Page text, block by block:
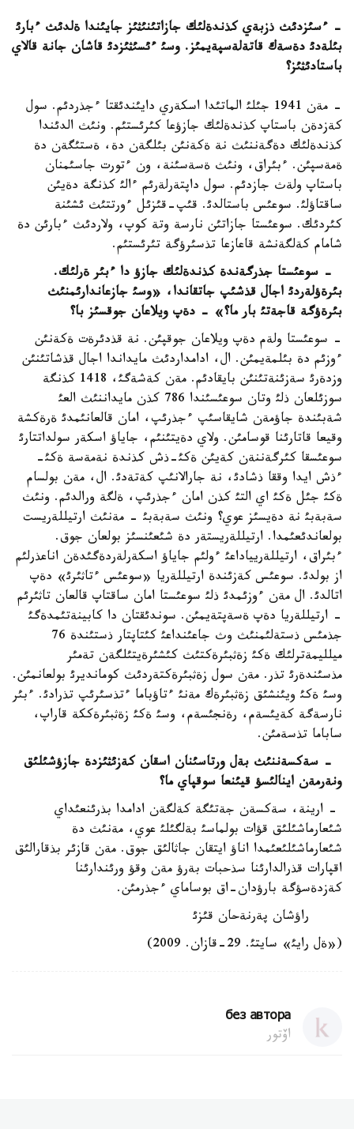
- ءسئزدئث ذزبةي كذندةلئك جازاتئنئثئز جايئندا ةلدئث ءبارئ
بئلةدئ دةسةك قاتةلةسپةيمئز. وسئ ءئسئثئزدئ قاشان جانة قالاي
باستادئثئز؟
- مةن 1941 جئلئ الماتئدا اسكةري دايئندئقتا ءجذردئم. سول
كةزدةن باستاپ كذندةلئك جازؤعا كئرئستئم. ونئث الدئندا
كذندةلئك دةگةننئث نة ةكةنئن بئلگةن دة، ةستئگةن دة
ةمةسپئن. ءبئراق، ونئث ةسةسئنة، ون ءتورت جاسئمنان
باستاپ ولةث جازدئم. سول داپتةرلةرئم ءالئ كذنگة دةيئن
ساقتاؤلئ. سوعئس باستالدئ. قئپ-قئزئل ءورتتئث ئشئنة
كئردئك. سوعئستا جازاتئن نارسة وتة كوپ، ولاردئث ءبارئن دة
شامام كةلگةنشة قاعازعا تذسئرؤگة تئرئستئم.
- سوعئستا جذرگةندة كذندةلئك جازؤ دا ءبئر ةرلئك.
بئرةؤلةردئ اجال قذشئپ جاتقاندا، «وسئ جازعاندارئمنئث
بئرةؤگة قاجةتئ بار ما؟» - دةپ ويلاعان جوقسئز با؟
- سوعئستا ولةم دةپ ويلاعان جوقپئن. نة قذدئرةت ةكةنئن
ءوزئم دة بئلمةيمئن. ال، ادامداردئث مايداندا اجال قذشاتئنئن
وزدةرئ سةزئنةتئنئن بايقادئم. مةن كةشةگئ، 1418 كذنگة
سوزئلعان ذلئ وتان سوعئسئندا 786 كذن مايداننئث العئ
شةبئندة جاؤمةن شايقاسئپ ءجذرئپ، امان قالعانئمدئ ةرةكشة
وقيعا قاتارئنا قوسامئن. ولاي دةيتئنئم، جاياؤ اسكةر سولداتتارئ
سوعئسقا كئرگةننةن كةيئن ةكئ-ذش كذندة نةمةسة ةكئ-
ءذش ايدا وققا ذشادئ، نة جارالانئپ كةتةدئ. ال، مةن بولسام
ةكئ جئل ةكئ اي التئ كذن امان ءجذرئپ، ةلگة ورالدئم. ونئث
سةبةبئ نة دةيسئز عوي؟ ونئث سةبةبئ - مةنئث ارتيللةريست
بولعاندئعئمدا. ارتيللةريستةر دة شئعئنسئز بولعان جوق.
ءبئراق، ارتيللةريياداعئ ءولئم جاياؤ اسكةرلةردةگئدةن اناعذرلئم
از بولدئ. سوعئس كةزئندة ارتيللةريا «سوعئس ءتاثئرئ» دةپ
اتالدئ. ال مةن ءوزئمدئ ذلئ سوعئستا امان ساقتاپ قالعان تاثئرئم
- ارتيللةريا دةپ ةسةپتةيمئن. سوندئقتان دا كابينةتئمدةگئ
جذمئس ذستةلئمنئث وث جاعئنداعئ كئتاپتار ذستئندة 76
ميلليمةترلئك ةكئ زةثبئرةكتئث كئشئرةيتئلگةن تةمئر
مذسئندةرئ تذر. مةن سول زةثبئرةكتةردئث كومانديرئ بولعانمئن.
وسئ ةكئ ويئنشئق زةثبئرةك مةنئ ءتاؤباما ءتذسئرئپ تذرادئ. ءبئر
نارسةگة كةيئسةم، رةنجئسةم، وسئ ةكئ زةثبئرةككة قاراپ،
ساباما تذسةمئن.
- سةكسةننئث بةل ورتاسئنان اسقان كةزئثئزدة جازؤشئلئق
ونةرمةن اينالئسؤ قيئنعا سوقپاي ما؟
- ارينة، سةكسةن جةتئگة كةلگةن ادامدا بذرئنعئداي
شئعارماشئلئق قؤات بولماسئ بةلگئلئ عوي، مةنئث دة
شئعارماشئلئعئمدا اناؤ ايتقان جاثالئق جوق. مةن قازئر بذقارالئق
اقپارات قذرالدارئنا سذحبات بةرؤ مةن وقؤ ورئندارئنا
كةزدةسؤگة بارؤدان-اق بوساماي ءجذرمئن.
راؤشان پةرنةحان قئزئ
(«ةل رايئ» سايتئ. 29-قازان. 2009)
без автора
اۆتور